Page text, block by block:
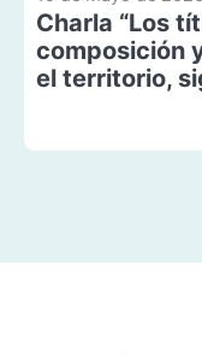
Charla “Los
composición
el territorio,